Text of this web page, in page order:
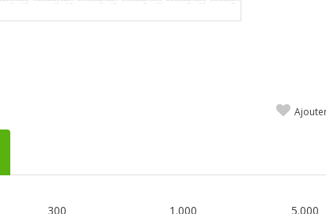
300 1.000 5.000